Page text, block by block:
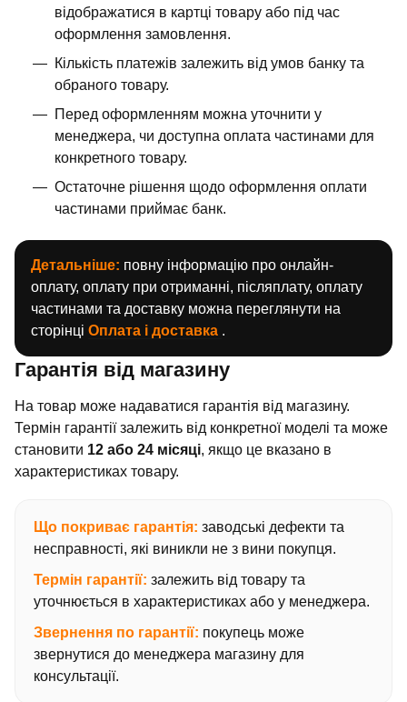
відображатися в картці товару або під час
оформлення замовлення.
Кількість платежів залежить від умов банку та
обраного товару.
Перед оформленням можна уточнити у
менеджера, чи доступна оплата частинами для
конкретного товару.
Остаточне рішення щодо оформлення оплати
частинами приймає банк.
Детальніше: повну інформацію про онлайн-
оплату, оплату при отриманні, післяплату, оплату
частинами та доставку можна переглянути на
сторінці Оплата і доставка .
Гарантія від магазину
На товар може надаватися гарантія від магазину.
Термін гарантії залежить від конкретної моделі та може
становити 12 або 24 місяці, якщо це вказано в
характеристиках товару.
Що покриває гарантія: заводські дефекти та
несправності, які виникли не з вини покупця.
Термін гарантії: залежить від товару та
уточнюється в характеристиках або у менеджера.
Звернення по гарантії: покупець може
звернутися до менеджера магазину для
консультації.